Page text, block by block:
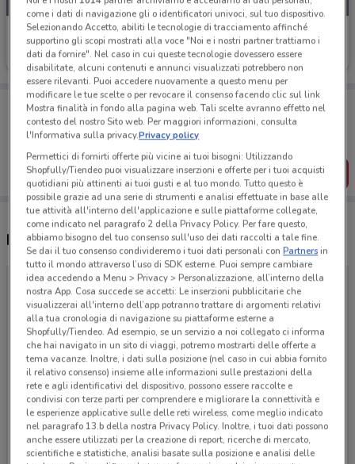
Moroso
Scade il 31/12
Porta DoveConviene sempre con te!
Puoi trovare le migliori offerte dei negozi vicino a te,
salvarle e creare la tua lista del risparmio, comodamente
dal tuo cellulare.
SCARICA L’APP
Negozi Moroso nelle vicinanze
come i dati di navigazione gli o identificatori univoci, sul tuo dispositivo.
Selezionando Accetto, abiliti le tecnologie di tracciamento affinché
supportino gli scopi mostrati alla voce "Noi e i nostri partner trattiamo i
dati da fornire". Nel caso in cui queste tecnologie dovessero essere
disabilitate, alcuni contenuti e annunci visualizzati potrebbero non
essere rilevanti. Puoi accedere nuovamente a questo menu per
modificare le tue scelte o per revocare il consenso facendo clic sul link
Mostra finalità in fondo alla pagina web. Tali scelte avranno effetto nel
contesto del nostro Sito web. Per maggiori informazioni, consulta
l'Informativa sulla privacy.Privacy policy
Permettici di fornirti offerte più vicine ai tuoi bisogni: Utilizzando
Shopfully/Tiendeo puoi visualizzare inserzioni e offerte per i tuoi acquisti
quotidiani più attinenti ai tuoi gusti e al tuo mondo. Tutto questo è
possibile grazie ad una serie di strumenti e analisi effettuate in base alle
tue attività all'interno dell'applicazione e sulle piattaforme collegate,
come indicato nel paragrafo 2 della Privacy Policy. Per fare questo,
abbiamo bisogno del tuo consenso sull'uso dei dati raccolti a tale fine.
Se dai il tuo consenso condivideremo i tuoi dati personali conPartnersin
tutto il mondo attraverso l’uso di SDK esterne. Puoi sempre cambiare
idea accedendo a Menu > Privacy > Personalizzazione, all’interno della
nostra App. Cosa succede se accetti: Le inserzioni pubblicitarie che
visualizzerai all'interno dell’app potranno trattare di argomenti relativi
alla tua cronologia di navigazione su piattaforme esterne a
Shopfully/Tiendeo. Ad esempio, se un servizio a noi collegato ci informa
che hai navigato in un sito di viaggi, potremo mostrarti delle offerte a
tema vacanze. Inoltre, i dati sulla posizione (nel caso in cui abbia fornito
il relativo consenso) insieme alle informazioni sulle prestazioni della
rete e agli identificativi del dispositivo, possono essere raccolte e
condivisi con terze parti per comprendere e migliorare la connettività e
le esperienze applicative sulle delle reti wireless, come meglio indicato
nel paragrafo 13.b della nostra Privacy Policy. Inoltre, i tuoi dati possono
anche essere utilizzati per la creazione di report, ricerche di mercato,
scientifiche e statistiche, analisi basate sulla posizione e analisi delle